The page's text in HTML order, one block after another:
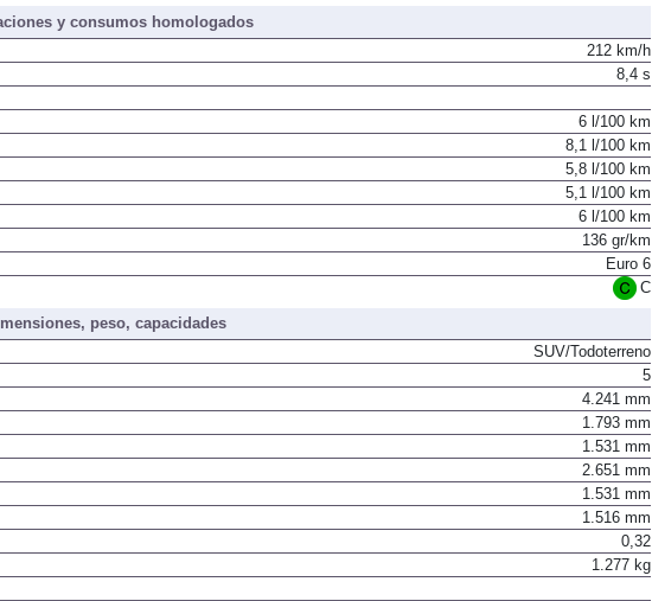
y consumos homologados
212 km/h
8,4 s
6 l/100 km
8,1 l/100 km
5,8 l/100 km
5,1 l/100 km
6 l/100 km
136 gr/km
Euro 6
C
peso, capacidades
SUV/Todoterreno
5
4.241 mm
1.793 mm
1.531 mm
2.651 mm
1.531 mm
1.516 mm
0,32
1.277 kg